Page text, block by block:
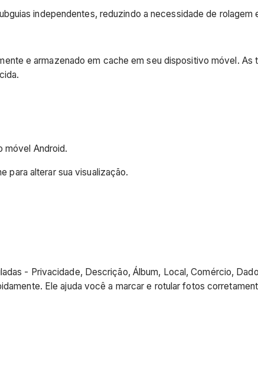
independentes, reduzindo a necessidade de rolagem
e armazenado em cache em seu dispositivo móvel.
móvel Android.
para alterar sua visualização.
- Privacidade, Descrição, Álbum, Local, Comércio,
Ele ajuda você a marcar e rotular fotos